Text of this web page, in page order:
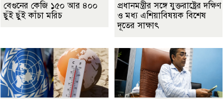
বেগুনের কেজি ১৫০ আর ৪০০
ছুঁই ছুঁই কাঁচা মরিচ
প্রধানমন্ত্রীর সঙ্গে যুক্তরাষ্ট্রের দক্ষিণ
ও মধ্য এশিয়াবিষয়ক বিশেষ
দূতের সাক্ষাৎ